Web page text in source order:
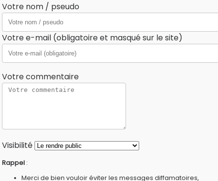
Votre nom / pseudo
Votre e-mail (obligatoire et masqué sur le site)
Votre commentaire
Visibilité
Rappel :
Merci de bien vouloir éviter les messages diffamatoires,